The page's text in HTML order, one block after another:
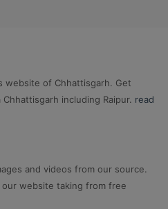
website of Chhattisgarh. Get
including Raipur. read
and videos from our source.
website taking from free